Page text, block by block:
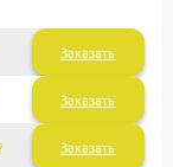
Заказать
Заказать